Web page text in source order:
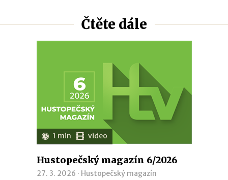
Čtěte dále
1 min video
Hustopečský magazín 6/2026
27. 3. 2026 · Hustopečský magazín